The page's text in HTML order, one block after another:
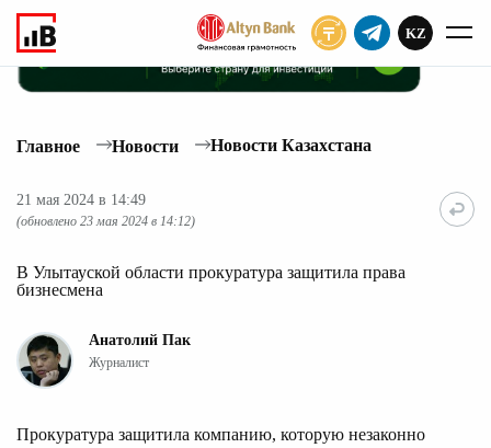
KZ
Главное Новости Новости Казахстана
21 мая 2024 в 14:49
(обновлено 23 мая 2024 в 14:12)
В Улытауской области прокуратура защитила права
бизнесмена
Анатолий Пак
Журналист
Прокуратура защитила компанию, которую незаконно